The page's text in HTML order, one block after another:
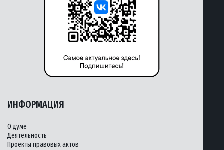
ИНФОРМАЦИЯ
О думе
Деятельность
Проекты правовых актов